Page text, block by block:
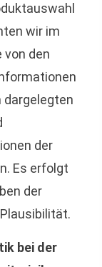
wir im
von den
dargelegten
der
Es erfolgt
der
bei der